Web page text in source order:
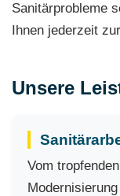
Sanitärprobleme
Ihnen jederzeit
Unsere
Vom